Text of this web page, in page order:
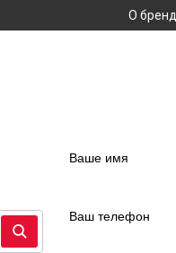
О
Ваше имя
Ваш телефон